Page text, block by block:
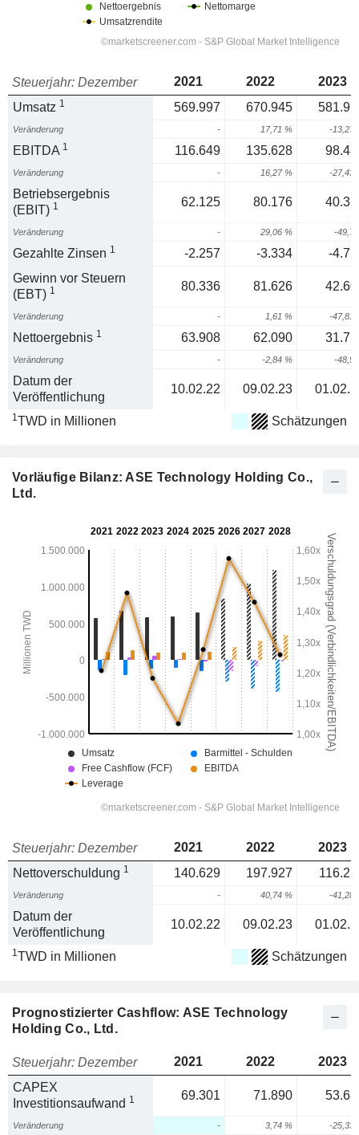
Steuerjahr: Dezember 2021 2022
2023
Umsatz 1 569.997 670.945
Veränderung - 17,71 % -13,27
EBITDA 1 116.649 135.628
Veränderung - 16,27 % -27,43
Betriebsergebnis
(EBIT) 1 62.125 80.176
Veränderung - 29,06 % -49,7
Gezahlte Zinsen 1 -2.257 -3.334
-
Gewinn vor Steuern
(EBT) 1 80.336 81.626
Veränderung - 1,61 % -47,81
Nettoergebnis 1 63.908 62.090
Veränderung - -2,84 % -48,9
Datum der
Veröffentlichung
10.02.22 09.02.23
1TWD in Millionen Schätzungen
Vorläufige Bilanz: ASE Technology Holding Co.,
Ltd.
Steuerjahr: Dezember 2021 2022
2023
Nettoverschuldung 1 140.629 197.927
Veränderung - 40,74 % -41,28
Datum der
Veröffentlichung
10.02.22 09.02.23
1TWD in Millionen Schätzungen
Prognostizierter Cashflow: ASE Technology
Holding Co., Ltd.
Steuerjahr: Dezember 2021 2022
2023
CAPEX
Investitionsaufwand 1 69.301 71.890
Veränderung - 3,74 % -25,33